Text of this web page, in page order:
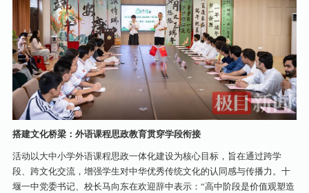
搭建文化桥梁：外语课程思政教育贯穿学段衔接
活动以大中小学外语课程思政一体化建设为核心目标，旨在通过跨学
段、跨文化交流，增强学生对中华优秀传统文化的认同感与传播力。十
堰一中党委书记、校长马向东在欢迎辞中表示：“高中阶段是价值观塑造